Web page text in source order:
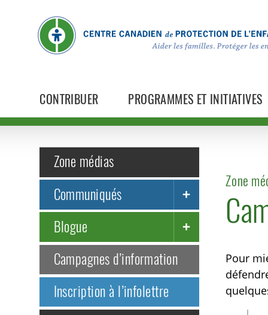
CONTRIBUER PROGRAMMES ET INITIATIVES
Zone médias
Communiqués
Blogue
Campagnes d’information
Inscription à l’infolettre
Zone
Pour